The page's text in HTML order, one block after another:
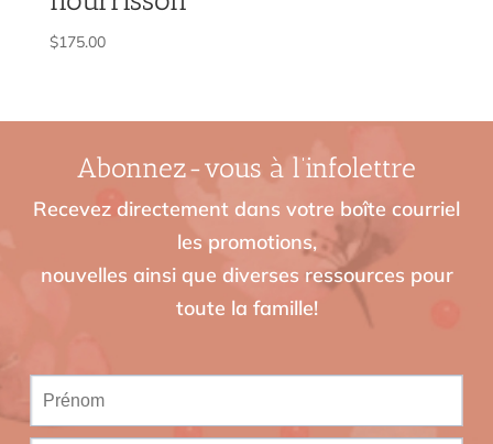
$175.00
Abonnez-vous à l’infolettre
Recevez directement dans votre boîte courriel
les promotions,
nouvelles ainsi que diverses ressources pour
toute la famille!